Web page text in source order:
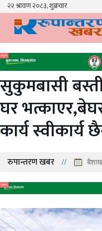
Skip
content
विज्ञापन
सुकुमबासी
घर
कार्य स्वीकार्य
रुपान्तरण खबर
विज्ञापन